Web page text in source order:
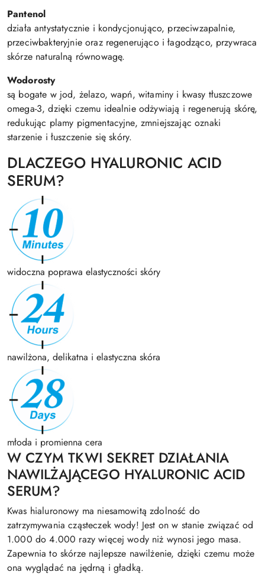
Pantenol
działa antystatycznie i kondycjonująco, przeciwzapalnie,
przeciwbakteryjnie oraz regenerująco i łagodząco, przywraca
skórze naturalną równowagę.
Wodorosty
są bogate w jod, żelazo, wapń, witaminy i kwasy tłuszczowe
omega-3, dzięki czemu idealnie odżywiają i regenerują skórę,
redukując plamy pigmentacyjne, zmniejszając oznaki
starzenie i łuszczenie się skóry.
DLACZEGO HYALURONIC ACID
SERUM?
widoczna poprawa elastyczności skóry
nawilżona, delikatna i elastyczna skóra
młoda i promienna cera
W CZYM TKWI SEKRET DZIAŁANIA
NAWILŻAJĄCEGO HYALURONIC ACID
SERUM?
Kwas hialuronowy ma niesamowitą zdolność do
zatrzymywania cząsteczek wody! Jest on w stanie związać od
1.000 do 4.000 razy więcej wody niż wynosi jego masa.
Zapewnia to skórze najlepsze nawilżenie, dzięki czemu może
ona wyglądać na jędrną i gładką.